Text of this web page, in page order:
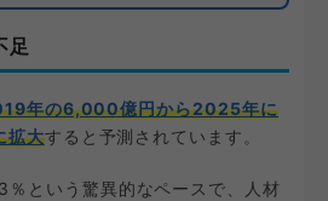
足
年の6,000億円から2025年に
拡大すると予測されています。
％という驚異的なペースで、人材